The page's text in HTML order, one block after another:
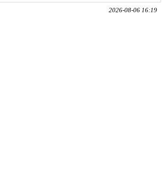
2026-08-06 16:19